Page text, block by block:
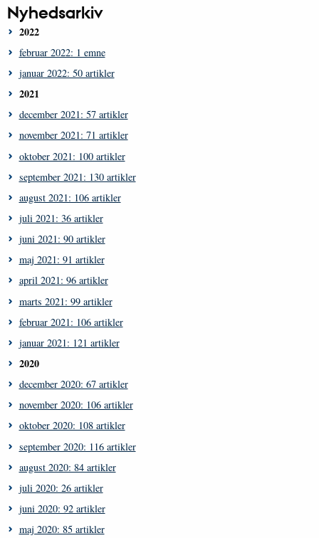
Nyhedsarkiv
2022
februar 2022: 1 emne
januar 2022: 50 artikler
2021
december 2021: 57 artikler
november 2021: 71 artikler
oktober 2021: 100 artikler
september 2021: 130 artikler
august 2021: 106 artikler
juli 2021: 36 artikler
juni 2021: 90 artikler
maj 2021: 91 artikler
april 2021: 96 artikler
marts 2021: 99 artikler
februar 2021: 106 artikler
januar 2021: 121 artikler
2020
december 2020: 67 artikler
november 2020: 106 artikler
oktober 2020: 108 artikler
september 2020: 116 artikler
august 2020: 84 artikler
juli 2020: 26 artikler
juni 2020: 92 artikler
maj 2020: 85 artikler